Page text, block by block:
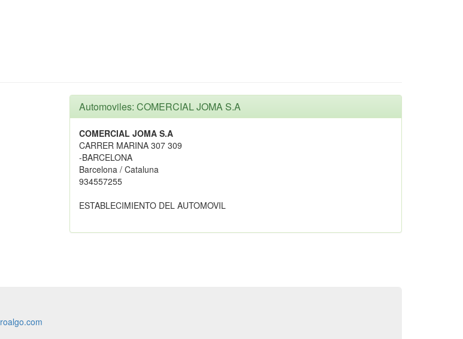
Automoviles: COMERCIAL JOMA S.A
COMERCIAL JOMA S.A
CARRER MARINA 307 309
-BARCELONA
Barcelona / Cataluna
934557255
ESTABLECIMIENTO DEL AUTOMOVIL